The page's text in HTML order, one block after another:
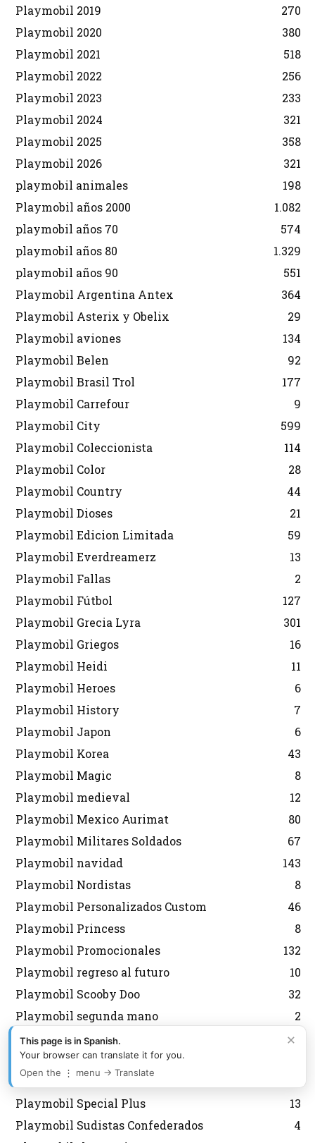
Playmobil 2019
270
Playmobil 2020
380
Playmobil 2021
518
Playmobil 2022
256
Playmobil 2023
233
Playmobil 2024
321
Playmobil 2025
358
Playmobil 2026
321
playmobil animales
198
Playmobil años 2000
1.082
playmobil años 70
574
playmobil años 80
1.329
playmobil años 90
551
Playmobil Argentina Antex
364
Playmobil Asterix y Obelix
29
Playmobil aviones
134
Playmobil Belen
92
Playmobil Brasil Trol
177
Playmobil Carrefour
9
Playmobil City
599
Playmobil Coleccionista
114
Playmobil Color
28
Playmobil Country
44
Playmobil Dioses
21
Playmobil Edicion Limitada
59
Playmobil Everdreamerz
13
Playmobil Fallas
2
Playmobil Fútbol
127
Playmobil Grecia Lyra
301
Playmobil Griegos
16
Playmobil Heidi
11
Playmobil Heroes
6
Playmobil History
7
Playmobil Japon
6
Playmobil Korea
43
Playmobil Magic
8
Playmobil medieval
12
Playmobil Mexico Aurimat
80
Playmobil Militares Soldados
67
Playmobil navidad
143
Playmobil Nordistas
8
Playmobil Personalizados Custom
46
Playmobil Princess
8
Playmobil Promocionales
132
Playmobil regreso al futuro
10
Playmobil Scooby Doo
32
Playmobil segunda mano
2
Playmobil Semana Santa
12
Playmobil Sky Trails
Playmobil Special
Playmobil Special Plus
13
Playmobil Sudistas Confederados
4
×
This page is in Spanish.
Your browser can translate it for you.
Open the ⋮ menu → Translate